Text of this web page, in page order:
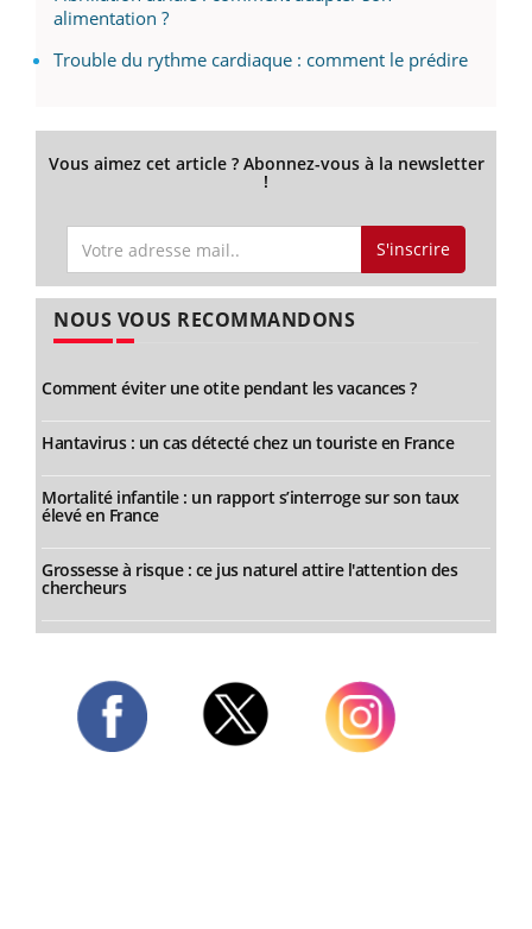
alimentation ?
Trouble du rythme cardiaque : comment le prédire
Vous aimez cet article ? Abonnez-vous à la newsletter
!
S'inscrire
NOUS VOUS RECOMMANDONS
Comment éviter une otite pendant les vacances ?
Hantavirus : un cas détecté chez un touriste en France
Mortalité infantile : un rapport s’interroge sur son taux
élevé en France
Grossesse à risque : ce jus naturel attire l'attention des
chercheurs